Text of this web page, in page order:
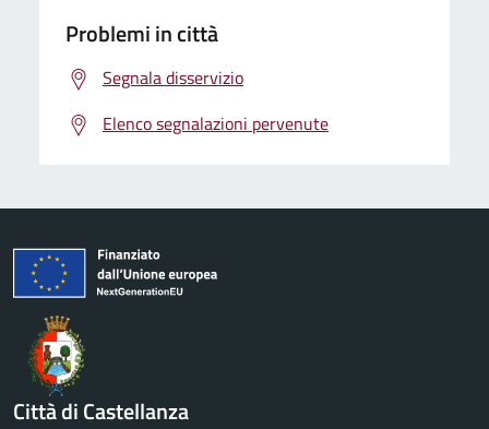
Problemi in città
Segnala disservizio
Elenco segnalazioni pervenute
Città di Castellanza